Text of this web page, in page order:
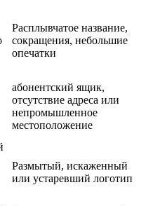
Расплывчатое название,
сокращения, небольшие
опечатки
абонентский ящик,
отсутствие адреса или
непромышленное
местоположение
Размытый, искаженный
или устаревший логотип